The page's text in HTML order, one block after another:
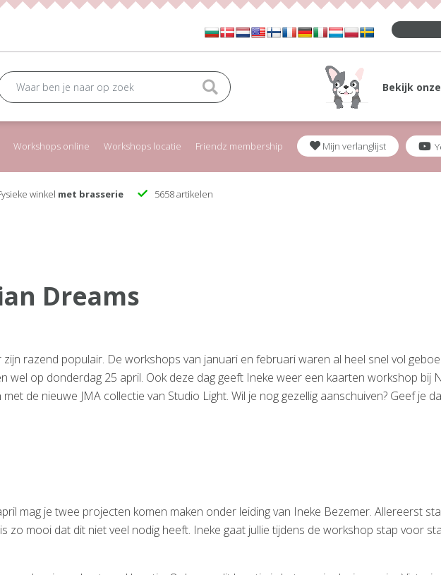
Bekijk
Workshops online Workshops locatie Friendz membership Mijn verlanglijst
winkel met brasserie 5658 artikelen
Dreams
razend populair. De workshops van januari en februari waren al heel snel vol
wel op donderdag 25 april. Ook deze dag geeft Ineke weer een kaarten workshop bij
de nieuwe JMA collectie van Studio Light. Wil je nog gezellig aanschuiven? Geef je
mag je twee projecten komen maken onder leiding van Ineke Bezemer. Allereerst
zo mooi dat dit niet veel nodig heeft. Ineke gaat jullie tijdens de workshop stap voor